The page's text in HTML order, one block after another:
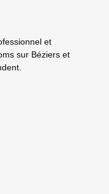
et
sur Béziers et